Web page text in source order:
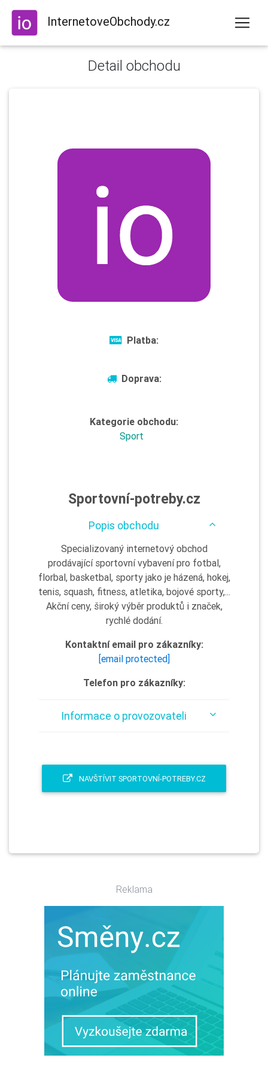
InternetoveObchody.cz
Detail obchodu
Platba:
Doprava:
Kategorie obchodu:
Sport
Sportovní-potreby.cz
Popis obchodu
Specializovaný internetový obchod
prodávající sportovní vybavení pro fotbal,
florbal, basketbal, sporty jako je házená, hokej,
tenis, squash, fitness, atletika, bojové sporty,...
Akční ceny, široký výběr produktů i značek,
rychlé dodání.
Kontaktní email pro zákazníky:
[email protected]
Telefon pro zákazníky:
Informace o provozovateli
NAVŠTÍVIT SPORTOVNÍ-POTREBY.CZ
Reklama